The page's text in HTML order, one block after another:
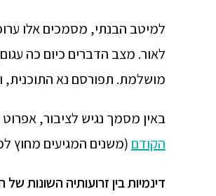
למיטב הבנתי, מסמכים אלו
לאור. מצב הדברים כיום כה
מושלמת. תפורסם נא התוכנית,
באין מסמך נגיש לציבור,
הקודם (משנים המגיעים מחוץ
דינמיות בין זרועותיה השונות של